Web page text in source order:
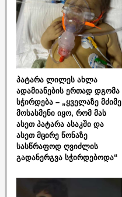
პატარა ლილეს ახლა
ადამიანების ერთად დგომა
სჭირდება – „ყველაზე მძიმე
მოსასმენი იყო, რომ მას
ასეთ პატარა ასაკში და
ასეთ მცირე წონაზე
სასწრაფოდ ღვიძლის
გადანერგვა სჭირდებოდა“